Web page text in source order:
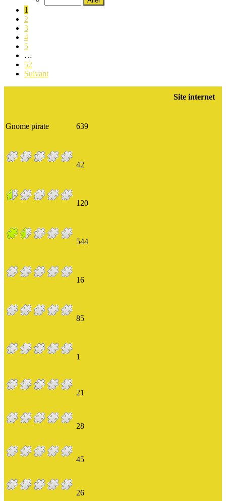
1
2
3
4
5
…
52
Suivant
Site internet
Gnome pirate 639
42
120
544
16
85
1
21
28
45
26